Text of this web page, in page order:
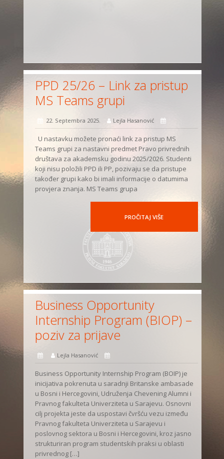
PPD 25/26 – Link za pristup
MS Teams grupi
22. Septembra 2025. Lejla Hasanović
U nastavku možete pronaći link za pristup MS
Teams grupi za nastavni predmet Pravo privrednih
društava za akademsku godinu 2025/2026. Studenti
koji nisu položili PPD ili PP, pozivaju se da pristupe
također grupi kako bi imali informacije o datumima
provjera znanja. MS Teams grupa
PROČITAJ VIŠE
Business Opportunity
Internship Program (BIOP) –
poziv za prijave
Lejla Hasanović
Business Opportunity Internship Program (BOIP) je
inicijativa pokrenuta u saradnji Britanske ambasade
u Bosni i Hercegovini, Udruženja Chevening Alumni i
Pravnog fakulteta Univerziteta u Sarajevu. Osnovni
cilj projekta jeste da uspostavi čvršću vezu između
Pravnog fakulteta Univerziteta u Sarajevu i
poslovnog sektora u Bosni i Hercegovini, kroz jasno
strukturiran program studentskih praksi u oblasti
privrednog […]